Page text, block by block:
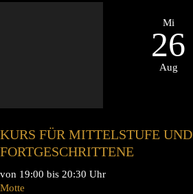
Mi
26
Aug
KURS FÜR MITTELSTUFE UND
FORTGESCHRITTENE
von 19:00 bis 20:30 Uhr
Motte